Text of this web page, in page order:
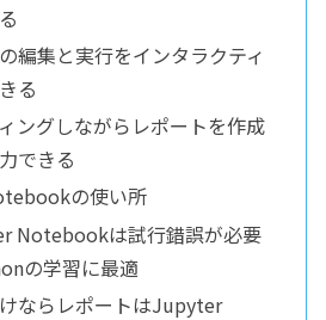
編集と実行をインタラクティ
る
ングしながらレポートを作成
できる
の使い所
Notebookは試行錯誤が必要
の学習に最適
ならレポートはJupyter